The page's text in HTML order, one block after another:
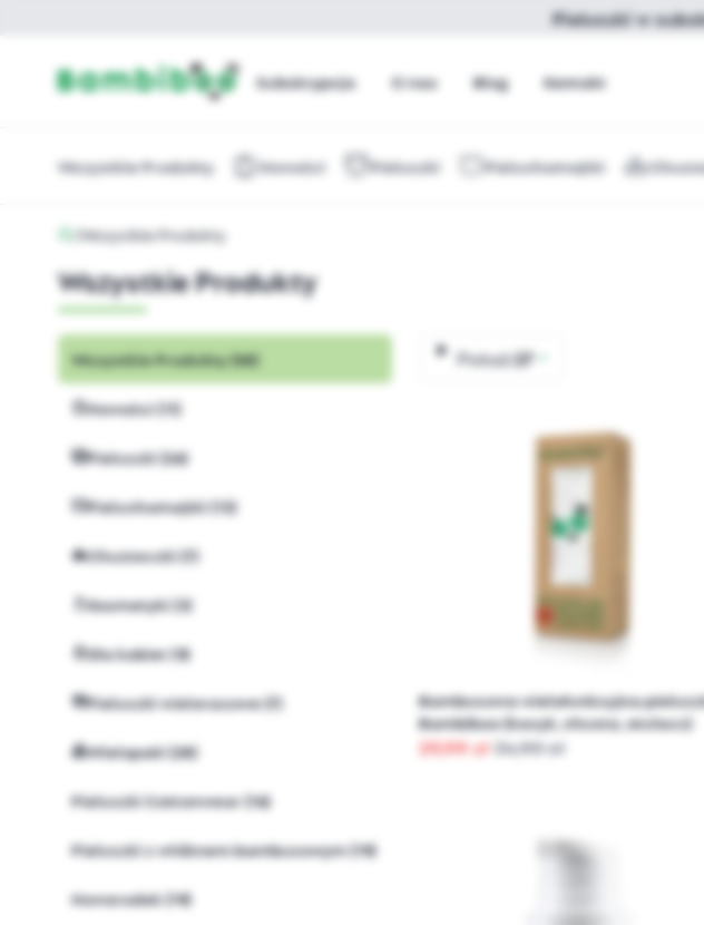
Pieluszki w
Subskrypcja O nas Blog Kontakt
Wszystkie Produkty Nowości Pieluszki Pieluchomajtki
/Wszystkie Produkty
Wszystkie Produkty
Wszystkie Produkty (58)
Nowości (11)
Pieluszki (26)
Pieluchomajtki (13)
Chusteczki (7)
Kosmetyki (3)
Dla kobiet (9)
Pieluszki wielorazowe (7)
Wielopaki (28)
Pieluszki Cottonwear (16)
Pieluszki z włóknem bambusowym (19)
Noworodek (19)
Pokaż:27
Bambusowa wielofunkcyjna
Bambiboo (kocyk, chusta, otulacz)
29,99 zł34,90 zł